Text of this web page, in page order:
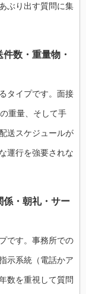
ぶり出す質問に集
数・重量物・
タイプです。面接
重量、そして手
送スケジュールが
運行を強要されな
・朝礼・サー
です。事務所での
示系統（電話かア
数を重視して質問